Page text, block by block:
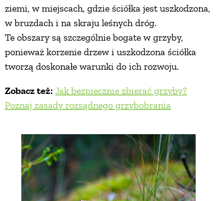
ziemi, w miejscach, gdzie ściółka jest uszkodzona,
w bruzdach i na skraju leśnych dróg.
Te obszary są szczególnie bogate w grzyby,
ponieważ korzenie drzew i uszkodzona ściółka
tworzą doskonałe warunki do ich rozwoju.
Zobacz też: Jak bezpiecznie zbierać grzyby?
Poznaj zasady rozsądnego grzybobrania